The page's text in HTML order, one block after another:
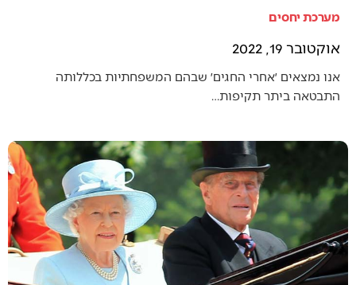
מערכת יחסים
אוקטובר 19, 2022
אנו נמצאים ׳אחרי החגים׳ שבהם המשפחתיות בכללותה
התבטאה ביתר תקיפות…